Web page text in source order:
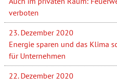
verboten
23. Dezember 2020
Energie sparen und das Klima
für Unternehmen
22. Dezember 2020